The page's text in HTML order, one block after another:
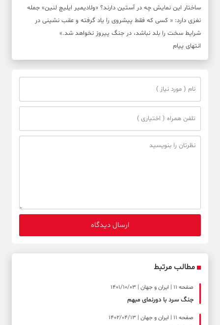
ساختار این نمایش چه در آستین دارند؟ «ولادیمیر ایلیچ لنین» جمله
نغزی دارد: « کسی که فقط پیشروی را یاد گرفته و عقب نشینی در
شرایط سخت را بلد نباشد، در جنگ پیروز نخواهد شد.»
انتهای پیام
مطالب مرتبط
صفحه ۱۱ | ایران و جهان | 1401/10/03
جنگ سرد با دورنمای مبهم
صفحه ۱۱ | ایران و جهان | 1402/04/13